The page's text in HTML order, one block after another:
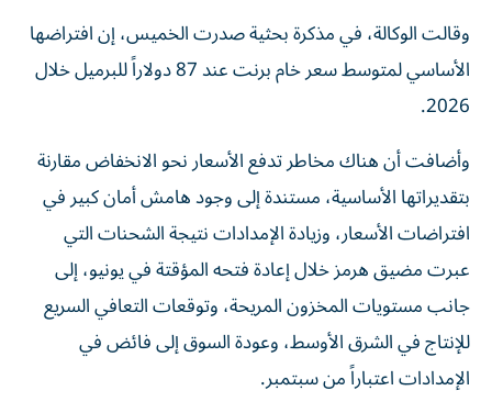
وقالت الوكالة، في مذكرة بحثية صدرت الخميس، إن افتراضها
الأساسي لمتوسط سعر خام برنت عند 87 دولاراً للبرميل خلال
2026.
وأضافت أن هناك مخاطر تدفع الأسعار نحو الانخفاض مقارنة
بتقديراتها الأساسية، مستندة إلى وجود هامش أمان كبير في
افتراضات الأسعار، وزيادة الإمدادات نتيجة الشحنات التي
عبرت مضيق هرمز خلال إعادة فتحه المؤقتة في يونيو، إلى
جانب مستويات المخزون المريحة، وتوقعات التعافي السريع
للإنتاج في الشرق الأوسط، وعودة السوق إلى فائض في
الإمدادات اعتباراً من سبتمبر.